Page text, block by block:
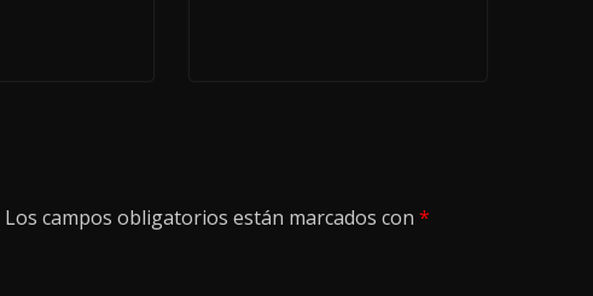
Los campos obligatorios están marcados con *